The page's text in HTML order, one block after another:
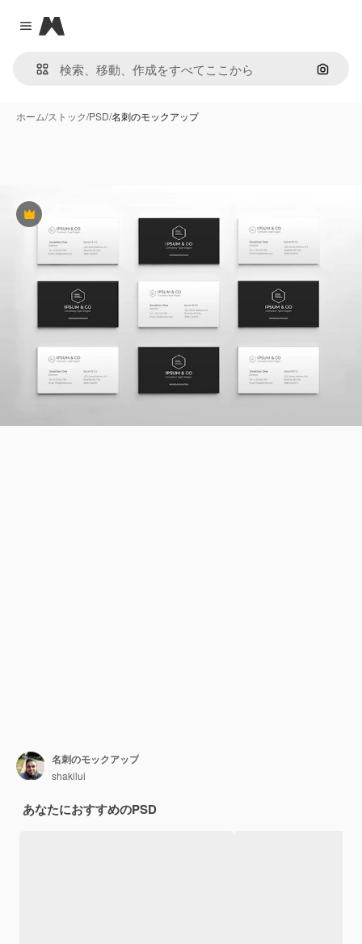
Close menu
Magnific
画像で
ホーム/ストック/PSD/名刺のモックアップ
Premium
名刺のモックアップ
shakilui
あなたにおすすめのPSD